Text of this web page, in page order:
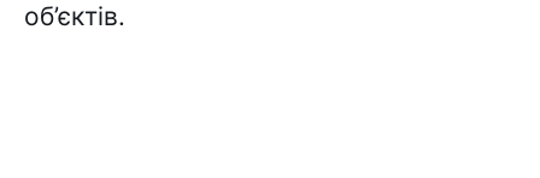
об’єктів.